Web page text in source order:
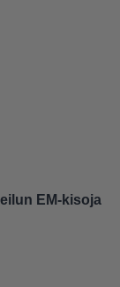
EM-kisoja